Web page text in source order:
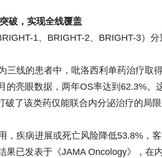
破，实现全线覆盖
1、BRIGHT-2、BRIGHT-3）
三线的患者中，吡洛西利单药治疗取
亮眼数据，两年OS率达到62.3%。
了该类药仅能联合内分泌治疗的局
，疾病进展或死亡风险降低53.8%，
已发表于《JAMA Oncology》，在